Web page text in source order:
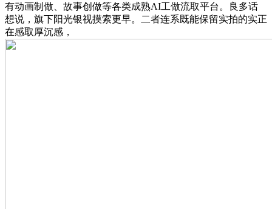
有动画制做、故事创做等各类成熟AI工做流取平台。良多话
想说，旗下阳光银视摸索更早。二者连系既能保留实拍的实正
在感取厚沉感，